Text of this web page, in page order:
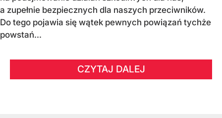
a zupełnie bezpiecznych dla naszych przeciwników.
Do tego pojawia się wątek pewnych powiązań tychże
powstań...
CZYTAJ DALEJ